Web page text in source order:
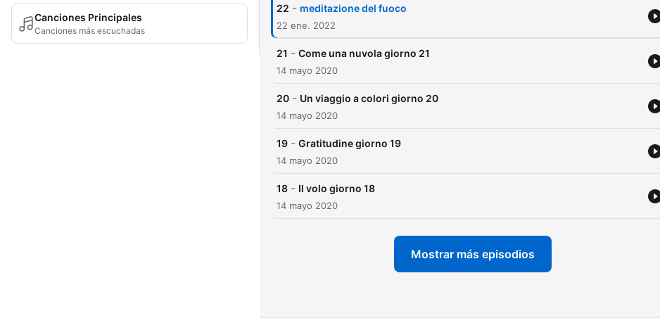
Canciones Principales
Canciones más escuchadas
22 - meditazione del fuoco
22 ene. 2022
21 - Come una nuvola giorno 21
14 mayo 2020
20 - Un viaggio a colori giorno 20
14 mayo 2020
19 - Gratitudine giorno 19
14 mayo 2020
18 - Il volo giorno 18
14 mayo 2020
Mostrar más episodios